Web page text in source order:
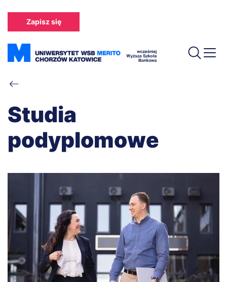
treści
Zapisz się
Ścieżka
nawigacyjna
Studia
podyplomowe